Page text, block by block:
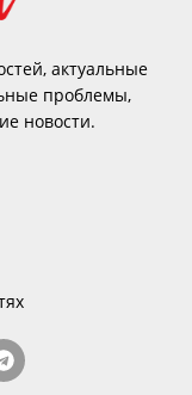
актуальные
проблемы,
новости.